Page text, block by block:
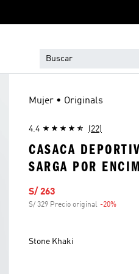
Mujer • Originals
4.4 (22)
CASACA
SARGA POR
Precio de venta
S/ 263
S/ 329 Precio original -20%
Stone Khaki